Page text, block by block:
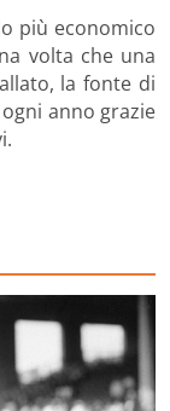
più economico
volta che una
la fonte di
anno grazie